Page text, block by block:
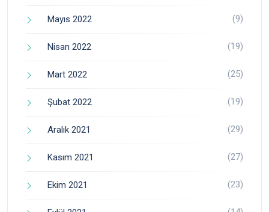
Mayıs 2022 (9)
Nisan 2022 (19)
Mart 2022 (25)
Şubat 2022 (19)
Aralık 2021 (29)
Kasım 2021 (27)
Ekim 2021 (23)